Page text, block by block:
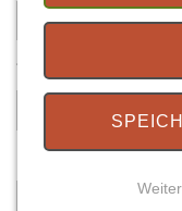
Telefonnummer